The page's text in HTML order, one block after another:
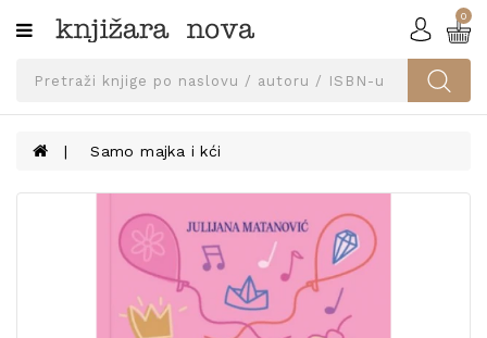
Kategorije
SVEUČILIŠNA
UDŽBENICI
KNJIGE
0
Samo majka i kći